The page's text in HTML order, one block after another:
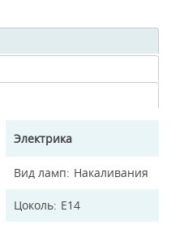
Электрика
Вид ламп Накаливания
Цоколь E14